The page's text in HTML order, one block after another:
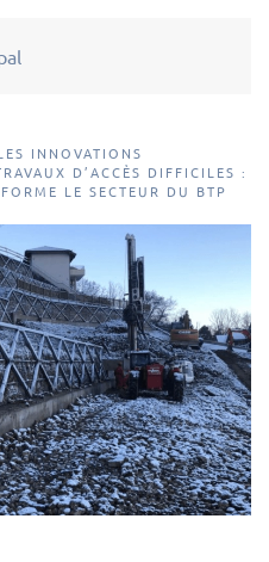
INNOVATIONS
D’ACCÈS DIFFICILES :
LE SECTEUR DU BTP